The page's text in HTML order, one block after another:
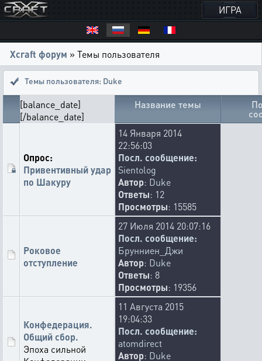
ИГРА
Xcraft форум » Темы пользователя
Темы пользователя: Duke
[balance_date]
[/balance_date]
Название темы
Опрос:
Привентивный удар
по Шакуру
14 Января 2014
22:56:03
Посл. сообщение:
Sientolog
Автор: Duke
Ответы: 12
Просмотры: 15585
Роковое
отступление
27 Июля 2014 20:07:16
Посл. сообщение:
Брунниен_Джи
Автор: Duke
Ответы: 8
Просмотры: 19356
Конфедерация.
Общий сбор.
Эпоха сильной
11 Августа 2015
19:04:33
Посл. сообщение:
atomdirect
Автор: Duke